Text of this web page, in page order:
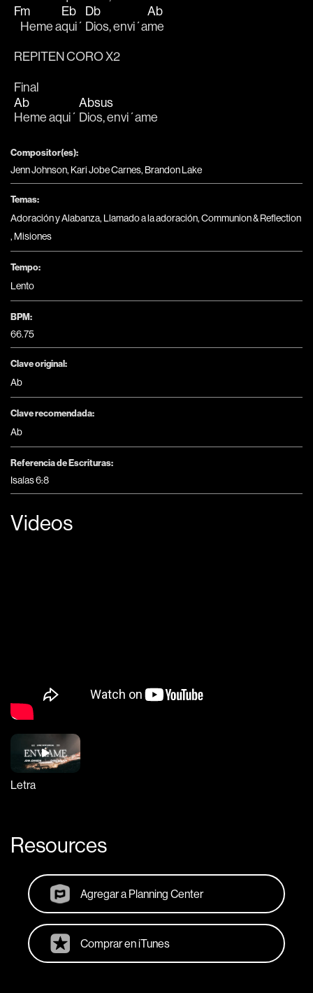
Fm
   Heme a
Eb
qui´
Db
Dios, envi´a
Ab
me
REPITEN CORO X2
Final
Ab
Heme aqui´
Absus
Dios, envi´ame
Compositor(es):
Jenn Johnson, Kari Jobe Carnes, Brandon Lake
Temas:
Adoración y Alabanza, Llamado a la adoración,Communion & Reflection
, Misiones
Tempo:
Lento
BPM:
66.75
Clave original:
Ab
Clave recomendada:
Ab
Referencia de Escrituras:
Isaías 6:8
Videos
Letra
Resources
Agregar a Planning Center
Comprar en iTunes